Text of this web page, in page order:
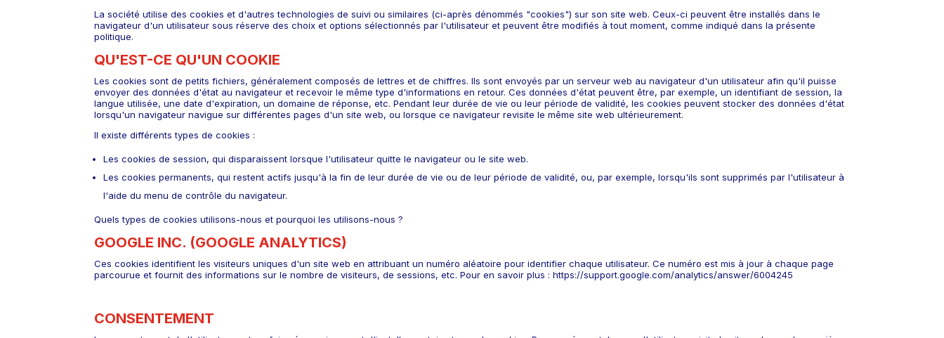
La société utilise des cookies et d'autres technologies de suivi ou similaires (ci-après dénommés "cookies") sur son site web. Ceux-ci peuvent être installés dans le
navigateur d'un utilisateur sous réserve des choix et options sélectionnés par l'utilisateur et peuvent être modifiés à tout moment, comme indiqué dans la présente
politique.
QU'EST-CE QU'UN COOKIE
Les cookies sont de petits fichiers, généralement composés de lettres et de chiffres. Ils sont envoyés par un serveur web au navigateur d'un utilisateur afin qu'il puisse
envoyer des données d'état au navigateur et recevoir le même type d'informations en retour. Ces données d'état peuvent être, par exemple, un identifiant de session, la
langue utilisée, une date d'expiration, un domaine de réponse, etc. Pendant leur durée de vie ou leur période de validité, les cookies peuvent stocker des données d'état
lorsqu'un navigateur navigue sur différentes pages d'un site web, ou lorsque ce navigateur revisite le même site web ultérieurement.
Il existe différents types de cookies :
Les cookies de session, qui disparaissent lorsque l'utilisateur quitte le navigateur ou le site web.
Les cookies permanents, qui restent actifs jusqu'à la fin de leur durée de vie ou de leur période de validité, ou, par exemple, lorsqu'ils sont supprimés par l'utilisateur à
l'aide du menu de contrôle du navigateur.
Quels types de cookies utilisons-nous et pourquoi les utilisons-nous ?
GOOGLE INC. (GOOGLE ANALYTICS)
Ces cookies identifient les visiteurs uniques d'un site web en attribuant un numéro aléatoire pour identifier chaque utilisateur. Ce numéro est mis à jour à chaque page
parcourue et fournit des informations sur le nombre de visiteurs, de sessions, etc. Pour en savoir plus : https://support.google.com/analytics/answer/6004245
CONSENTEMENT